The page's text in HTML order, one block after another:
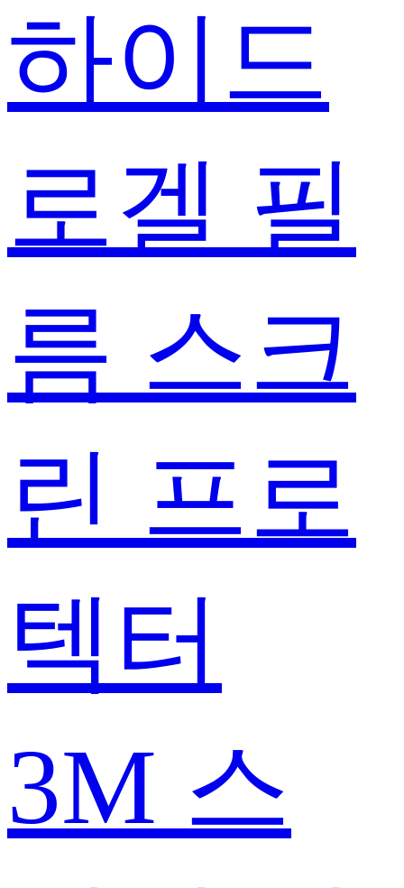
하이드
로겔 필
름 스크
린 프로
텍터
3M 스